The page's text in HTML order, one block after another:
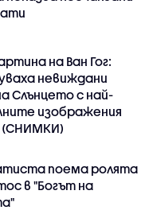
на Ван Гог:
невиждани
Слънцето с най-
изображения
(СНИМКИ)
поема ролята
в "Богът на